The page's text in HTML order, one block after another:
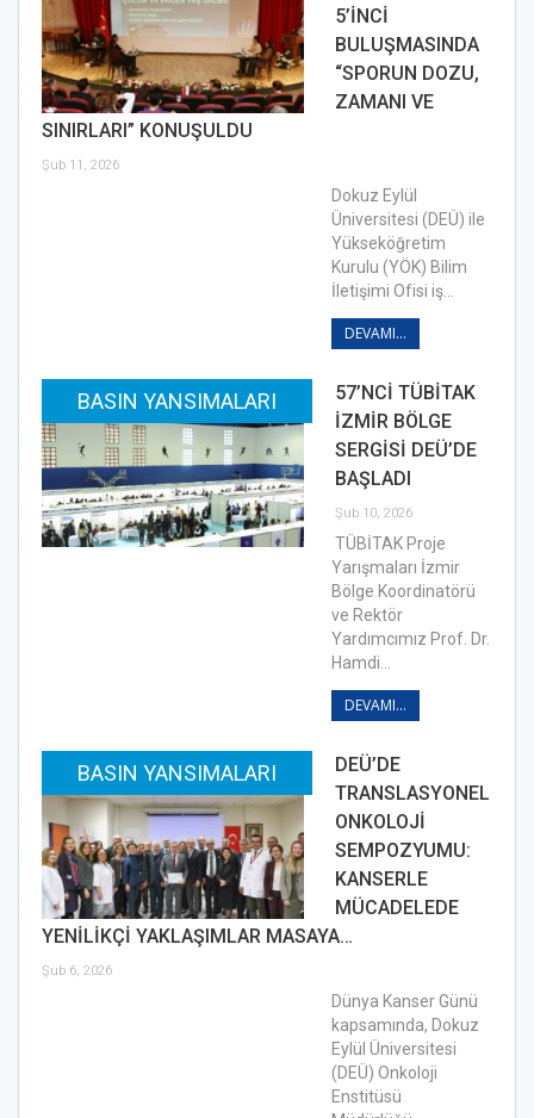
5’İNCİ
BULUŞMASINDA
“SPORUN DOZU,
ZAMANI VE
SINIRLARI” KONUŞULDU
Şub 11, 2026
Dokuz Eylül
Üniversitesi (DEÜ) ile
Yükseköğretim
Kurulu (YÖK) Bilim
İletişimi Ofisi iş…
DEVAMI...
BASIN YANSIMALARI
57’NCİ TÜBİTAK
İZMİR BÖLGE
SERGİSİ DEÜ’DE
BAŞLADI
Şub 10, 2026
TÜBİTAK Proje
Yarışmaları İzmir
Bölge Koordinatörü
ve Rektör
Yardımcımız Prof. Dr.
Hamdi…
DEVAMI...
BASIN YANSIMALARI
DEÜ’DE
TRANSLASYONEL
ONKOLOJİ
SEMPOZYUMU:
KANSERLE
MÜCADELEDE
YENİLİKÇİ YAKLAŞIMLAR MASAYA…
Şub 6, 2026
Dünya Kanser Günü
kapsamında, Dokuz
Eylül Üniversitesi
(DEÜ) Onkoloji
Enstitüsü